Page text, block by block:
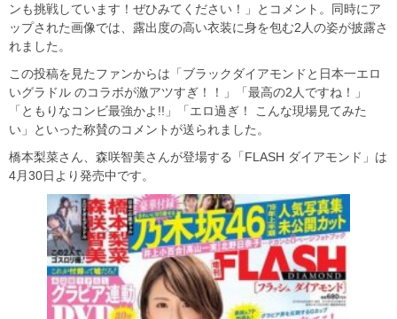
ンも挑戦しています！ぜひみてください！」とコメント。同時にア
ップされた画像では、露出度の高い衣装に身を包む2人の姿が披露さ
れました。
この投稿を見たファンからは「ブラックダイアモンドと日本一エロ
いグラドル のコラボが激アツすぎ！！」「最高の2人ですね！」
「ともりなコンビ最強かよ!!」「エロ過ぎ！ こんな現場見てみた
い」といった称賛のコメントが送られました。
橋本梨菜さん、森咲智美さんが登場する「FLASH ダイアモンド」は
4月30日より発売中です。